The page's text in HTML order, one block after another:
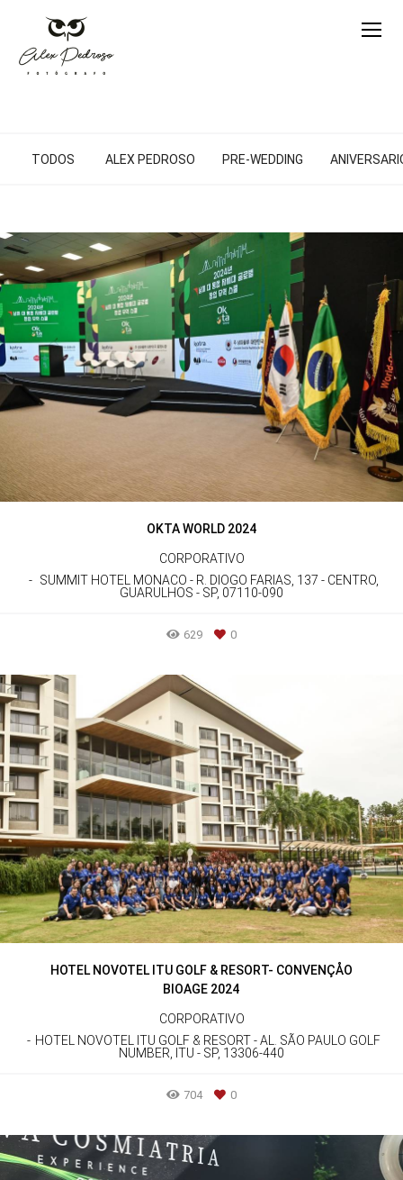
TODOS ALEX PEDROSO PRE-WEDDING
OKTA WORLD 2024
CORPORATIVO
SUMMIT HOTEL MONACO - R. DIOGO FARIAS, 137 - CENTRO,
GUARULHOS - SP, 07110-090
629 0
HOTEL NOVOTEL ITU GOLF & RESORT- CONVENÇÅO
BIOAGE 2024
CORPORATIVO
HOTEL NOVOTEL ITU GOLF & RESORT - AL. SÃO PAULO GOLF
NUMBER, ITU - SP, 13306-440
704 0